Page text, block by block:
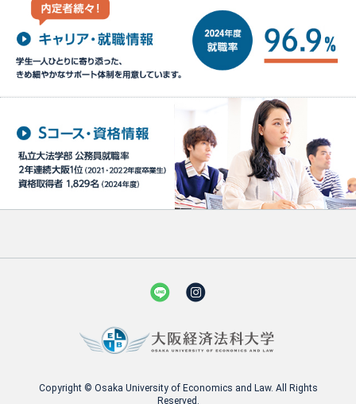
Copyright © Osaka University of Economics and Law. All Rights
Reserved.